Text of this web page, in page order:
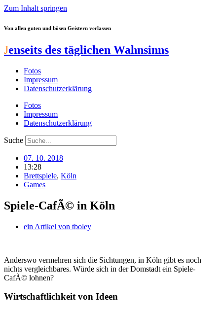
Zum Inhalt springen
Von allen guten und bösen Geistern verlassen
Jenseits des täglichen Wahnsinns
Fotos
Impressum
Datenschutzerklärung
Fotos
Impressum
Datenschutzerklärung
Suche
07. 10. 2018
13:28
Brettspiele, Köln
Games
Spiele-CafÃ© in Köln
ein Artikel von tboley
Anderswo vermehren sich die Sichtungen, in Köln gibt es noch
nichts vergleichbares. Würde sich in der Domstadt ein Spiele-
CafÃ© lohnen?
Wirtschaftlichkeit von Ideen